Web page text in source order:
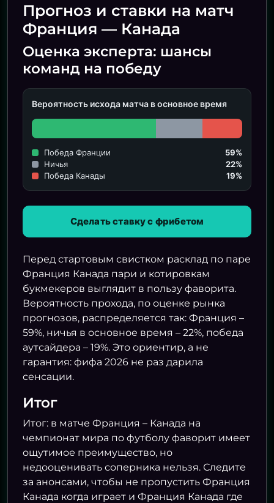
Прогноз и ставки на матч
Франция — Канада
Оценка эксперта: шансы
команд на победу
Вероятность исхода матча в основное время
Победа Франции
59%
Ничья
22%
Победа Канады
19%
Сделать ставку с фрибетом
Перед стартовым свистком расклад по паре
Франция Канада пари и котировкам
букмекеров выглядит в пользу фаворита.
Вероятность прохода, по оценке рынка
прогнозов, распределяется так: Франция –
59%, ничья в основное время – 22%, победа
аутсайдера – 19%. Это ориентир, а не
гарантия: фифа 2026 не раз дарила
сенсации.
Итог
Итог: в матче Франция – Канада на
чемпионат мира по футболу фаворит имеет
ощутимое преимущество, но
недооценивать соперника нельзя. Следите
за анонсами, чтобы не пропустить Франция
Канада когда играет и Франция Канада где